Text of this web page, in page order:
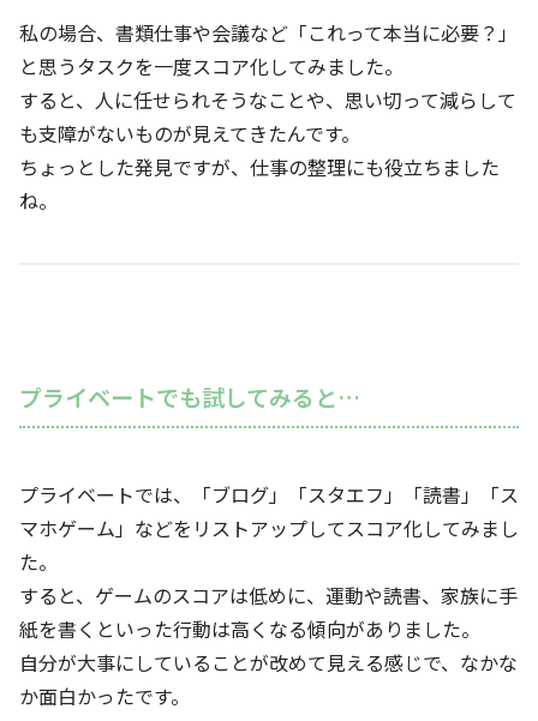
私の場合、書類仕事や会議など「これって本当に必要？」
と思うタスクを一度スコア化してみました。
すると、人に任せられそうなことや、思い切って減らして
も支障がないものが見えてきたんです。
ちょっとした発見ですが、仕事の整理にも役立ちました
ね。
プライベートでも試してみると…
プライベートでは、「ブログ」「スタエフ」「読書」「ス
マホゲーム」などをリストアップしてスコア化してみまし
た。
すると、ゲームのスコアは低めに、運動や読書、家族に手
紙を書くといった行動は高くなる傾向がありました。
自分が大事にしていることが改めて見える感じで、なかな
か面白かったです。